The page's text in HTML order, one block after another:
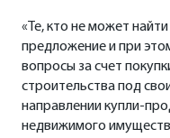
«Те, кто не может
предложение и при
вопросы за счет
строительства под
направлении купли-
недвижимого